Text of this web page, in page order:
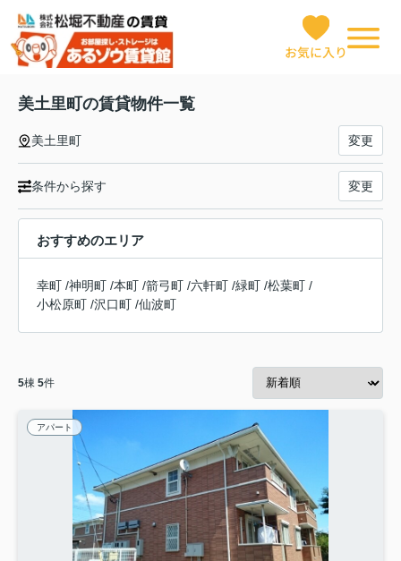
お気に入り
美土里町の賃貸物件一覧
美土里町 変更
条件から探す 変更
おすすめのエリア
幸町 /神明町 /本町 /箭弓町 /六軒町 /緑町 /松葉町 /
小松原町 /沢口町 /仙波町
5棟 5件
アパート